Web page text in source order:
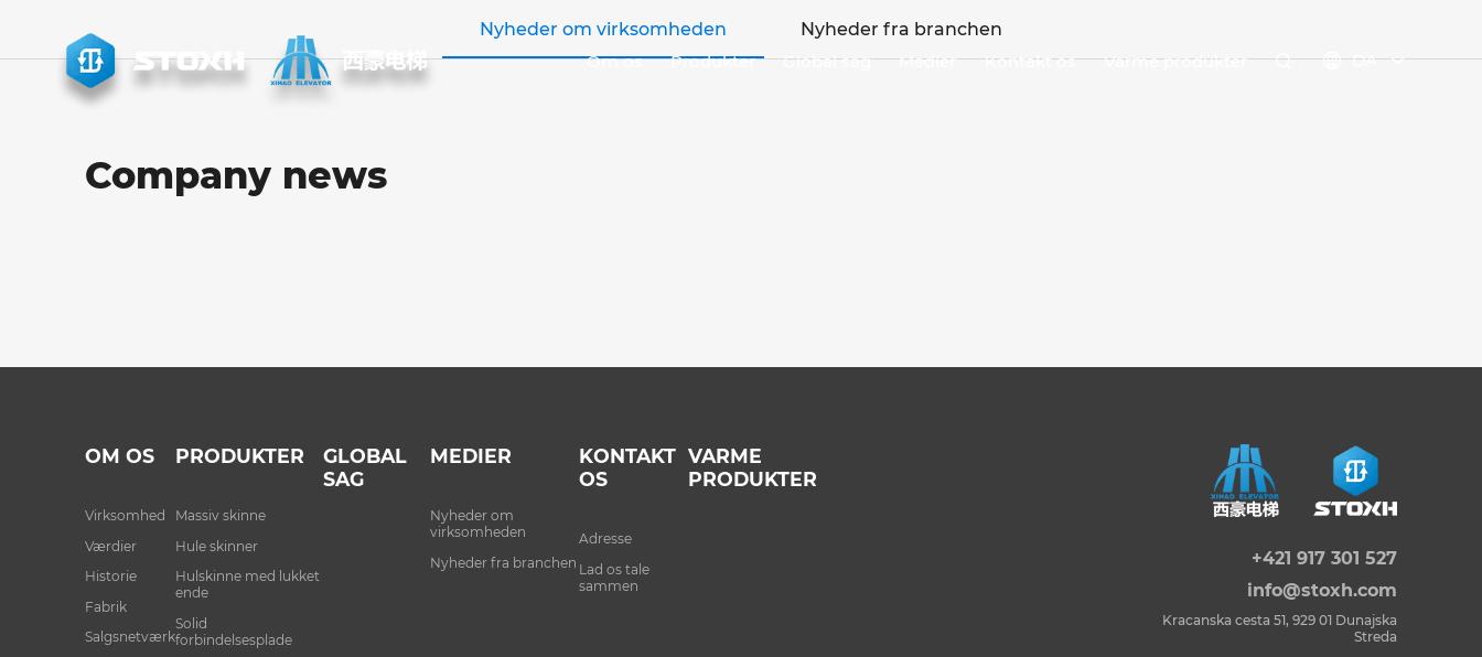
Om os Produkter Global sag Medier Kontakt os Varme produkter   DA
Hjørnestenen i vores succes Nyheder om virksomheden Nyheder fra branchen
Company news
OM OS
Virksomhed
Værdier
Historie
Fabrik
Salgsnetværk
PRODUKTER
Massiv skinne
Hule skinner
Hulskinne med lukket
ende
Solid
forbindelsesplade
GLOBAL
SAG
MEDIER
Nyheder om
virksomheden
Nyheder fra branchen
KONTAKT
OS
Adresse
Lad os tale
sammen
VARME
PRODUKTER
+421 917 301 527
info@stoxh.com
Kracanska cesta 51, 929 01 Dunajska
Streda